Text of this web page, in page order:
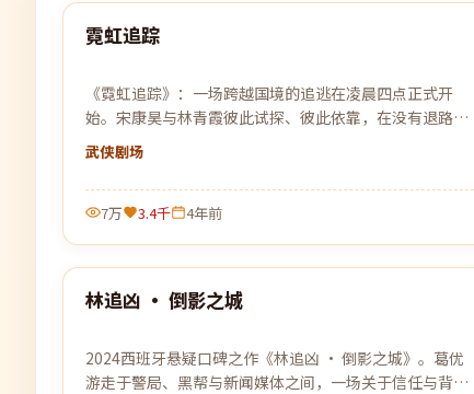
最新
霓虹追踪
《霓虹追踪》：一场跨越国境的追逃在凌晨四点正式开
始。宋康昊与林青霞彼此试探、彼此依靠，在没有退路的
旅程上各自交出底牌。
武侠剧场
7万 3.4千 4年前
最新
99:47
林追凶 · 倒影之城
2024西班牙悬疑口碑之作《林追凶 · 倒影之城》。葛优
游走于警局、黑帮与新闻媒体之间，一场关于信任与背叛